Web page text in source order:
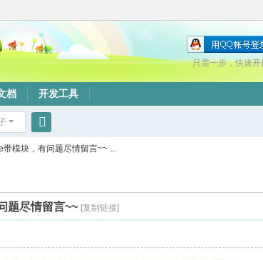
只需一步，快速开
档 开发工具
搜
带模块，有问题尽情留言~~ ...
题尽情留言~~ [复制链接]